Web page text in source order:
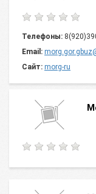
Телефоны:
Email:
Сайт: morg-ru